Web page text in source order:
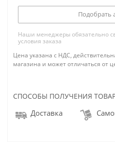
Подобрать
Наши менеджеры обязательно
условия заказа
Цена указана с НДС,
магазина и может отличаться от
СПОСОБЫ ПОЛУЧЕНИЯ
Доставка